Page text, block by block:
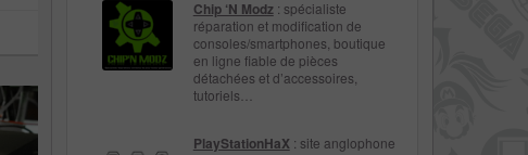
Chip ‘N Modz: spécialiste
réparation et modification de
consoles/smartphones, boutique
en ligne fiable de pièces
détachées et d’accessoires,
tutoriels…
PlayStationHaX : site anglophone